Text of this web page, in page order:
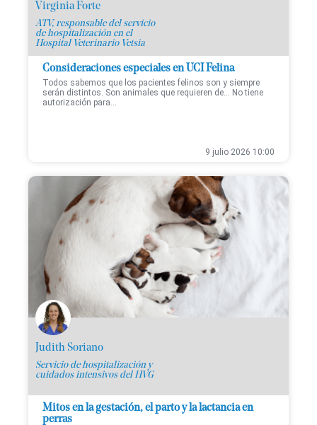
Virginia Forte
ATV, responsable del servicio
de hospitalización en el
Hospital Veterinario Vetsia
Consideraciones especiales en UCI Felina
Todos sabemos que los pacientes felinos son y siempre
serán distintos. Son animales que requieren de... No tiene
autorización para...
9 julio 2026 10:00
Judith Soriano
Servicio de hospitalización y
cuidados intensivos del HVG
Mitos en la gestación, el parto y la lactancia en
perras